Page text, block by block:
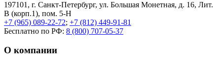
197101, г. Санкт-Петербург, ул. Большая Монетная, д. 16, Лит.
В (корп.1), пом. 5-Н
+7 (965) 089-22-72; +7 (812) 449-91-81
Бесплатно по РФ: 8 (800) 707-05-37
О компании